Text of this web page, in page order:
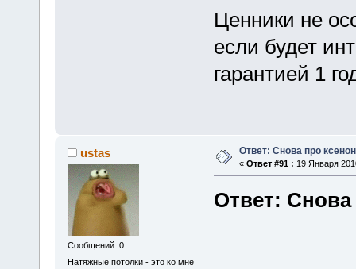
Ценники не
если будет
гарантией 1
ustas
Сообщений: 0
Натяжные потолки - это ко мне
Ответ: Снова про ксенон
« Ответ #91 : 19 Января
Ответ: Снова